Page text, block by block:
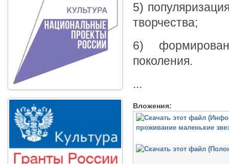
5)
творчества;
6)
поколения.
...
Вложения: